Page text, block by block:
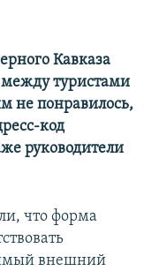
Кавказа
туристами
не понравилось,
код
руководители
что форма
внешний